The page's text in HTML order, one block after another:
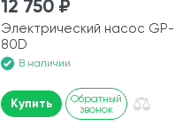
12 750 ₽
Электрический насос GP-
80D
В наличии
Купить
Обратный
звонок